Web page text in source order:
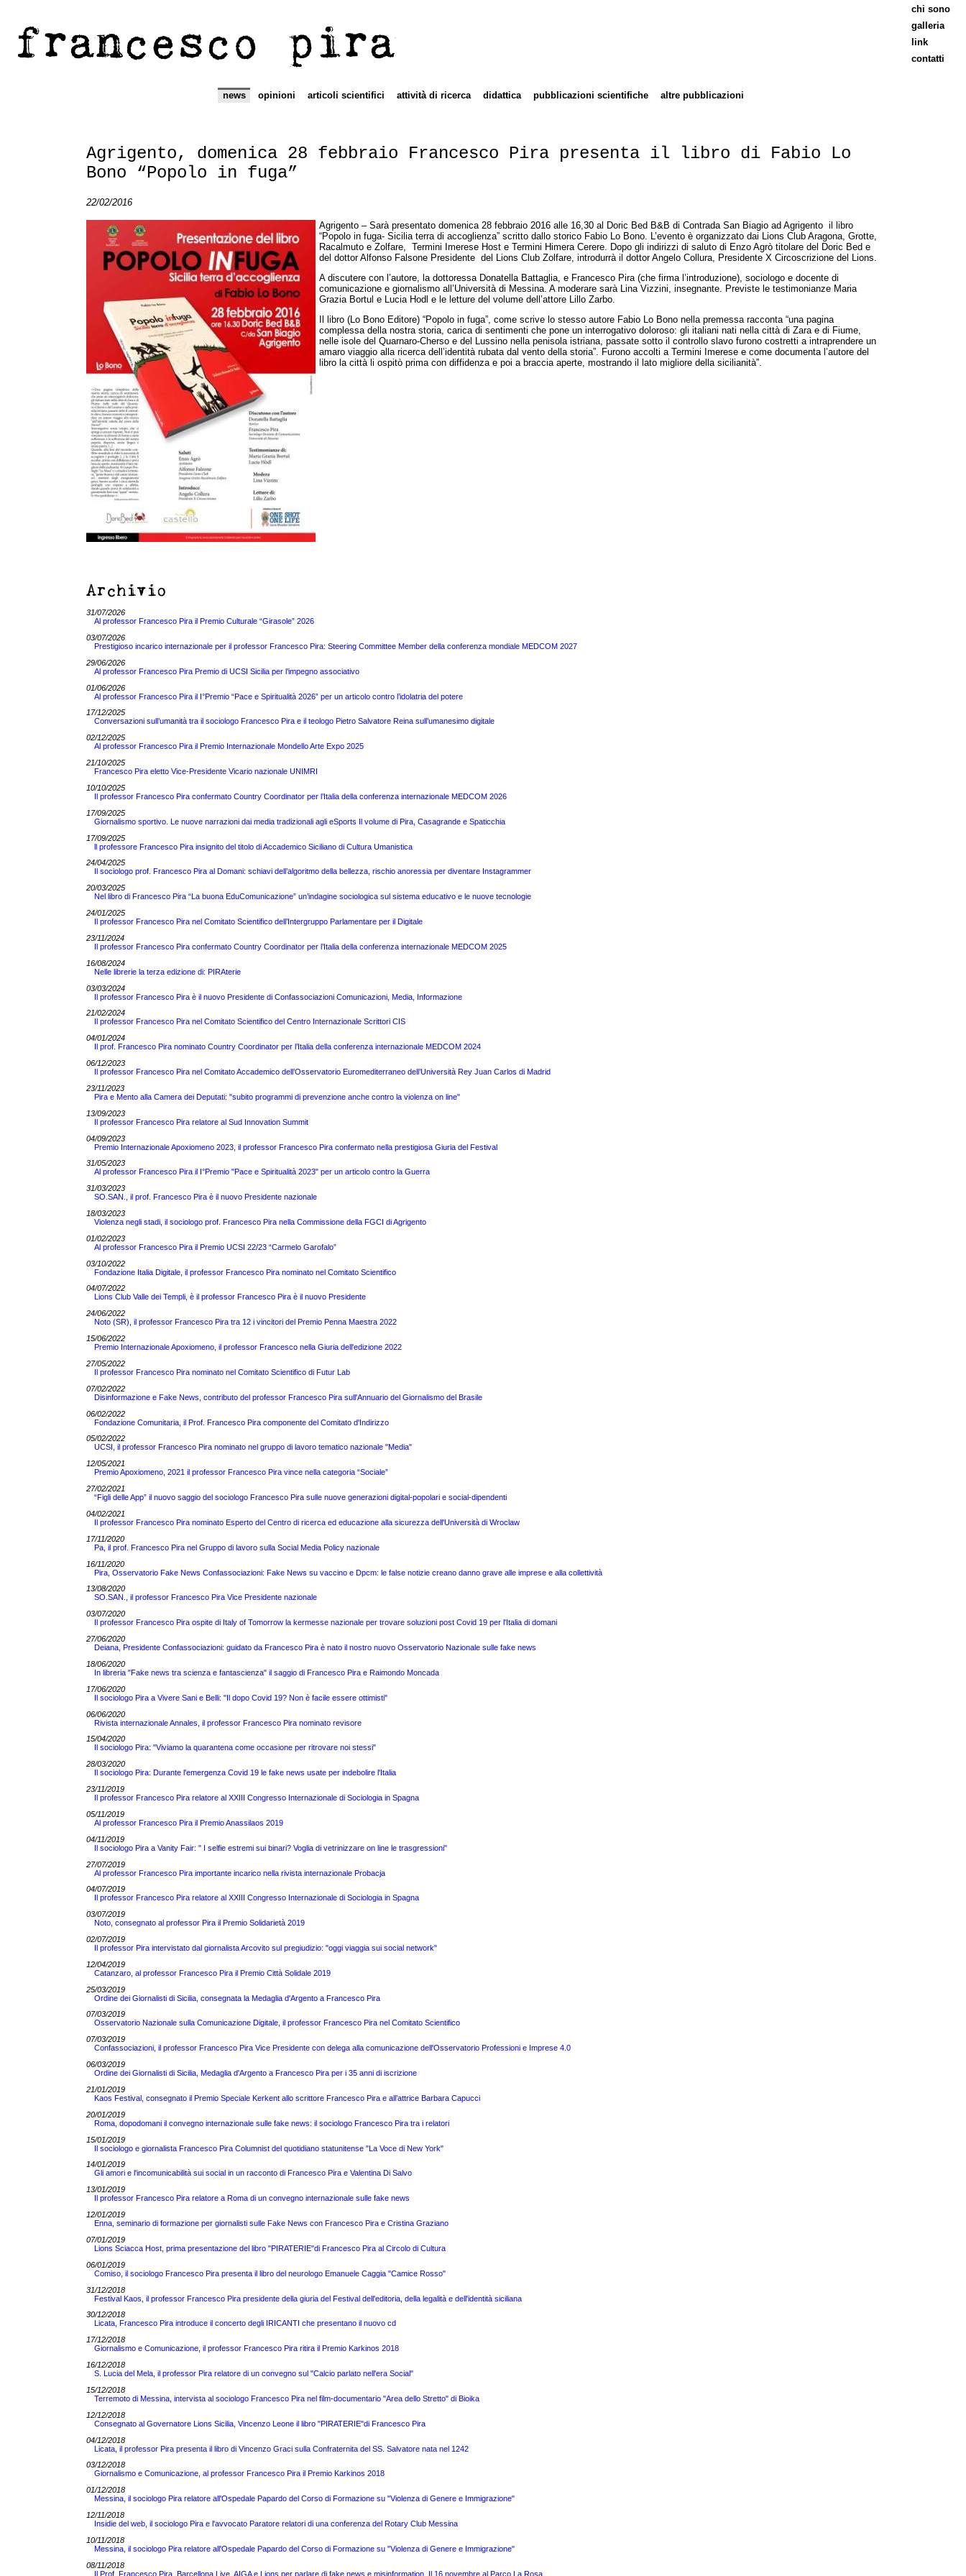
francesco pira
chi sono
galleria
link
contatti
news opinioni articoli scientifici attività di ricerca didattica pubblicazioni scientifiche altre pubblicazioni
Agrigento, domenica 28 febbraio Francesco Pira presenta il libro di Fabio Lo
Bono “Popolo in fuga”
22/02/2016
Agrigento – Sarà presentato domenica 28 febbraio 2016 alle 16,30 al Doric Bed B&B di Contrada San Biagio ad Agrigento il libro
“Popolo in fuga- Sicilia terra di accoglienza” scritto dallo storico Fabio Lo Bono. L’evento è organizzato dai Lions Club Aragona, Grotte,
Racalmuto e Zolfare, Termini Imerese Host e Termini Himera Cerere. Dopo gli indirizzi di saluto di Enzo Agrò titolare del Doric Bed e
del dottor Alfonso Falsone Presidente del Lions Club Zolfare, introdurrà il dottor Angelo Collura, Presidente X Circoscrizione del Lions.
A discutere con l’autore, la dottoressa Donatella Battaglia, e Francesco Pira (che firma l’introduzione), sociologo e docente di
comunicazione e giornalismo all’Università di Messina. A moderare sarà Lina Vizzini, insegnante. Previste le testimonianze Maria
Grazia Bortul e Lucia Hodl e le letture del volume dell’attore Lillo Zarbo.
Il libro (Lo Bono Editore) “Popolo in fuga”, come scrive lo stesso autore Fabio Lo Bono nella premessa racconta “una pagina
complessa della nostra storia, carica di sentimenti che pone un interrogativo doloroso: gli italiani nati nella città di Zara e di Fiume,
nelle isole del Quarnaro-Cherso e del Lussino nella penisola istriana, passate sotto il controllo slavo furono costretti a intraprendere un
amaro viaggio alla ricerca dell’identità rubata dal vento della storia”. Furono accolti a Termini Imerese e come documenta l’autore del
libro la città li ospitò prima con diffidenza e poi a braccia aperte, mostrando il lato migliore della sicilianità”.
Archivio
31/07/2026
Al professor Francesco Pira il Premio Culturale “Girasole” 2026
03/07/2026
Prestigioso incarico internazionale per il professor Francesco Pira: Steering Committee Member della conferenza mondiale MEDCOM 2027
29/06/2026
Al professor Francesco Pira Premio di UCSI Sicilia per l’impegno associativo
01/06/2026
Al professor Francesco Pira il I°Premio “Pace e Spiritualità 2026” per un articolo contro l’idolatria del potere
17/12/2025
Conversazioni sull’umanità tra il sociologo Francesco Pira e il teologo Pietro Salvatore Reina sull’umanesimo digitale
02/12/2025
Al professor Francesco Pira il Premio Internazionale Mondello Arte Expo 2025
21/10/2025
Francesco Pira eletto Vice-Presidente Vicario nazionale UNIMRI
10/10/2025
Il professor Francesco Pira confermato Country Coordinator per l’Italia della conferenza internazionale MEDCOM 2026
17/09/2025
Giornalismo sportivo. Le nuove narrazioni dai media tradizionali agli eSports Il volume di Pira, Casagrande e Spaticchia
17/09/2025
ll professore Francesco Pira insignito del titolo di Accademico Siciliano di Cultura Umanistica
24/04/2025
Il sociologo prof. Francesco Pira al Domani: schiavi dell’algoritmo della bellezza, rischio anoressia per diventare Instagrammer
20/03/2025
Nel libro di Francesco Pira “La buona EduComunicazione” un’indagine sociologica sul sistema educativo e le nuove tecnologie
24/01/2025
Il professor Francesco Pira nel Comitato Scientifico dell’Intergruppo Parlamentare per il Digitale
23/11/2024
Il professor Francesco Pira confermato Country Coordinator per l’Italia della conferenza internazionale MEDCOM 2025
16/08/2024
Nelle librerie la terza edizione di: PIRAterie
03/03/2024
Il professor Francesco Pira è il nuovo Presidente di Confassociazioni Comunicazioni, Media, Informazione
21/02/2024
Il professor Francesco Pira nel Comitato Scientifico del Centro Internazionale Scrittori CIS
04/01/2024
Il prof. Francesco Pira nominato Country Coordinator per l’Italia della conferenza internazionale MEDCOM 2024
06/12/2023
Il professor Francesco Pira nel Comitato Accademico dell’Osservatorio Euromediterraneo dell’Università Rey Juan Carlos di Madrid
23/11/2023
Pira e Mento alla Camera dei Deputati: "subito programmi di prevenzione anche contro la violenza on line"
13/09/2023
Il professor Francesco Pira relatore al Sud Innovation Summit
04/09/2023
Premio Internazionale Apoxiomeno 2023, il professor Francesco Pira confermato nella prestigiosa Giuria del Festival
31/05/2023
Al professor Francesco Pira il I°Premio "Pace e Spiritualità 2023" per un articolo contro la Guerra
31/03/2023
SO.SAN., il prof. Francesco Pira è il nuovo Presidente nazionale
18/03/2023
Violenza negli stadi, il sociologo prof. Francesco Pira nella Commissione della FGCI di Agrigento
01/02/2023
Al professor Francesco Pira il Premio UCSI 22/23 “Carmelo Garofalo”
03/10/2022
Fondazione Italia Digitale, il professor Francesco Pira nominato nel Comitato Scientifico
04/07/2022
Lions Club Valle dei Templi, è il professor Francesco Pira è il nuovo Presidente
24/06/2022
Noto (SR), il professor Francesco Pira tra 12 i vincitori del Premio Penna Maestra 2022
15/06/2022
Premio Internazionale Apoxiomeno, il professor Francesco nella Giuria dell'edizione 2022
27/05/2022
Il professor Francesco Pira nominato nel Comitato Scientifico di Futur Lab
07/02/2022
Disinformazione e Fake News, contributo del professor Francesco Pira sull'Annuario del Giornalismo del Brasile
06/02/2022
Fondazione Comunitaria, il Prof. Francesco Pira componente del Comitato d'Indirizzo
05/02/2022
UCSI, il professor Francesco Pira nominato nel gruppo di lavoro tematico nazionale "Media"
12/05/2021
Premio Apoxiomeno, 2021 il professor Francesco Pira vince nella categoria “Sociale”
27/02/2021
“Figli delle App” il nuovo saggio del sociologo Francesco Pira sulle nuove generazioni digital-popolari e social-dipendenti
04/02/2021
Il professor Francesco Pira nominato Esperto del Centro di ricerca ed educazione alla sicurezza dell'Università di Wroclaw
17/11/2020
Pa, il prof. Francesco Pira nel Gruppo di lavoro sulla Social Media Policy nazionale
16/11/2020
Pira, Osservatorio Fake News Confassociazioni: Fake News su vaccino e Dpcm: le false notizie creano danno grave alle imprese e alla collettività
13/08/2020
SO.SAN., il professor Francesco Pira Vice Presidente nazionale
03/07/2020
Il professor Francesco Pira ospite di Italy of Tomorrow la kermesse nazionale per trovare soluzioni post Covid 19 per l'Italia di domani
27/06/2020
Deiana, Presidente Confassociazioni: guidato da Francesco Pira è nato il nostro nuovo Osservatorio Nazionale sulle fake news
18/06/2020
In libreria "Fake news tra scienza e fantascienza" il saggio di Francesco Pira e Raimondo Moncada
17/06/2020
Il sociologo Pira a Vivere Sani e Belli: "Il dopo Covid 19? Non è facile essere ottimisti"
06/06/2020
Rivista internazionale Annales, il professor Francesco Pira nominato revisore
15/04/2020
Il sociologo Pira: "Viviamo la quarantena come occasione per ritrovare noi stessi"
28/03/2020
Il sociologo Pira: Durante l'emergenza Covid 19 le fake news usate per indebolire l'Italia
23/11/2019
Il professor Francesco Pira relatore al XXIII Congresso Internazionale di Sociologia in Spagna
05/11/2019
Al professor Francesco Pira il Premio Anassilaos 2019
04/11/2019
Il sociologo Pira a Vanity Fair: " I selfie estremi sui binari? Voglia di vetrinizzare on line le trasgressioni"
27/07/2019
Al professor Francesco Pira importante incarico nella rivista internazionale Probacja
04/07/2019
Il professor Francesco Pira relatore al XXIII Congresso Internazionale di Sociologia in Spagna
03/07/2019
Noto, consegnato al professor Pira il Premio Solidarietà 2019
02/07/2019
Il professor Pira intervistato dal giornalista Arcovito sul pregiudizio: "oggi viaggia sui social network"
12/04/2019
Catanzaro, al professor Francesco Pira il Premio Città Solidale 2019
25/03/2019
Ordine dei Giornalisti di Sicilia, consegnata la Medaglia d'Argento a Francesco Pira
07/03/2019
Osservatorio Nazionale sulla Comunicazione Digitale, il professor Francesco Pira nel Comitato Scientifico
07/03/2019
Confassociazioni, il professor Francesco Pira Vice Presidente con delega alla comunicazione dell'Osservatorio Professioni e Imprese 4.0
06/03/2019
Ordine dei Giornalisti di Sicilia, Medaglia d'Argento a Francesco Pira per i 35 anni di iscrizione
21/01/2019
Kaos Festival, consegnato il Premio Speciale Kerkent allo scrittore Francesco Pira e all’attrice Barbara Capucci
20/01/2019
Roma, dopodomani il convegno internazionale sulle fake news: il sociologo Francesco Pira tra i relatori
15/01/2019
Il sociologo e giornalista Francesco Pira Columnist del quotidiano statunitense "La Voce di New York"
14/01/2019
Gli amori e l'incomunicabilità sui social in un racconto di Francesco Pira e Valentina Di Salvo
13/01/2019
Il professor Francesco Pira relatore a Roma di un convegno internazionale sulle fake news
12/01/2019
Enna, seminario di formazione per giornalisti sulle Fake News con Francesco Pira e Cristina Graziano
07/01/2019
Lions Sciacca Host, prima presentazione del libro "PIRATERIE"di Francesco Pira al Circolo di Cultura
06/01/2019
Comiso, il sociologo Francesco Pira presenta il libro del neurologo Emanuele Caggia "Camice Rosso"
31/12/2018
Festival Kaos, il professor Francesco Pira presidente della giuria del Festival dell'editoria, della legalità e dell'identità siciliana
30/12/2018
Licata, Francesco Pira introduce il concerto degli IRICANTI che presentano il nuovo cd
17/12/2018
Giornalismo e Comunicazione, il professor Francesco Pira ritira il Premio Karkinos 2018
16/12/2018
S. Lucia del Mela, il professor Pira relatore di un convegno sul "Calcio parlato nell'era Social"
15/12/2018
Terremoto di Messina, intervista al sociologo Francesco Pira nel film-documentario "Area dello Stretto" di Bioika
12/12/2018
Consegnato al Governatore Lions Sicilia, Vincenzo Leone il libro "PIRATERIE"di Francesco Pira
04/12/2018
Licata, il professor Pira presenta il libro di Vincenzo Graci sulla Confraternita del SS. Salvatore nata nel 1242
03/12/2018
Giornalismo e Comunicazione, al professor Francesco Pira il Premio Karkinos 2018
01/12/2018
Messina, il sociologo Pira relatore all'Ospedale Papardo del Corso di Formazione su "Violenza di Genere e Immigrazione"
12/11/2018
Insidie del web, il sociologo Pira e l'avvocato Paratore relatori di una conferenza del Rotary Club Messina
10/11/2018
Messina, il sociologo Pira relatore all'Ospedale Papardo del Corso di Formazione su "Violenza di Genere e Immigrazione"
08/11/2018
Il Prof. Francesco Pira, Barcellona Live, AIGA e Lions per parlare di fake news e misinformation. Il 16 novembre al Parco La Rosa